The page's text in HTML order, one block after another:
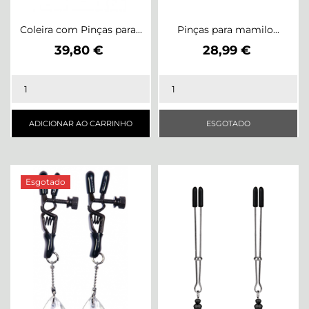
Coleira com Pinças para...
Preço
39,80 €
ADICIONAR AO CARRINHO
Pinças para mamilo...
Preço
28,99 €
ESGOTADO
Esgotado